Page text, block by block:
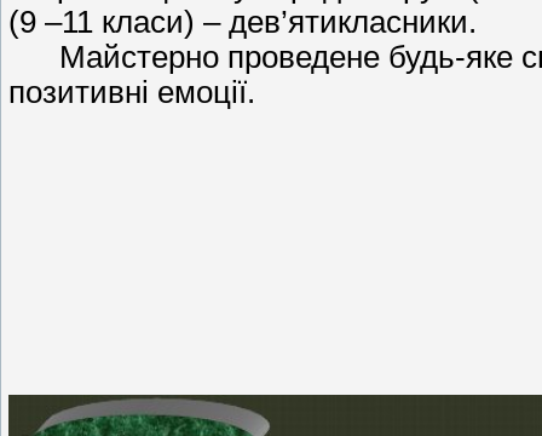
(9 –11 класи) – дев’ятикласники.
Майстерно проведене будь-яке
позитивні емоції.